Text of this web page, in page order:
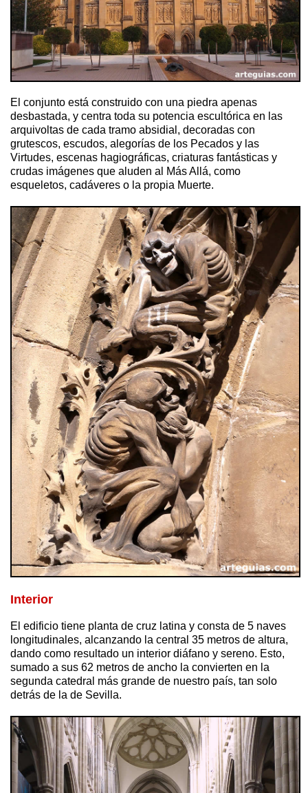
El conjunto está construido con una piedra apenas
desbastada, y centra toda su potencia escultórica en las
arquivoltas de cada tramo absidial, decoradas con
grutescos, escudos, alegorías de los Pecados y las
Virtudes, escenas hagiográficas, criaturas fantásticas y
crudas imágenes que aluden al Más Allá, como
esqueletos, cadáveres o la propia Muerte.
Interior
El edificio tiene planta de cruz latina y consta de 5 naves
longitudinales, alcanzando la central 35 metros de altura,
dando como resultado un interior diáfano y sereno. Esto,
sumado a sus 62 metros de ancho la convierten en la
segunda catedral más grande de nuestro país, tan solo
detrás de la de Sevilla.